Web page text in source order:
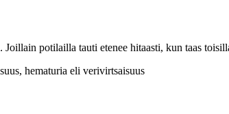
potilailla tauti etenee hitaasti, kun taas
hematuria eli verivirtsaisuus